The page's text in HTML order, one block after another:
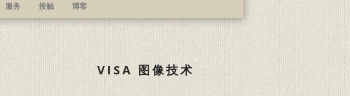
服务 接触 博客
VISA 图像技术